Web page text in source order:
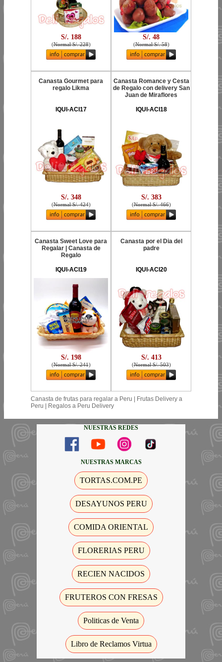
S/. 188
(Normal S/. 228)
S/. 48
(Normal S/. 58)
Canasta Gourmet para
regalo Likma
IQUI-ACI17
S/. 348
(Normal S/. 424)
Canasta Romance y Cesta
de Regalo con delivery San
Juan de Miraflores
IQUI-ACI18
S/. 383
(Normal S/. 466)
Canasta Sweet Love para
Regalar | Canasta de
Regalo
IQUI-ACI19
S/. 198
(Normal S/. 241)
Canasta por el Dia del
padre
IQUI-ACI20
S/. 413
(Normal S/. 503)
Canasta de frutas para regalar a Peru | Frutas Delivery a
Peru | Regalos a Peru Delivery
NUESTRAS REDES
NUESTRAS MARCAS
TORTAS.COM.PE
DESAYUNOS PERU
COMIDA ORIENTAL
FLORERIAS PERU
RECIEN NACIDOS
FRUTEROS CON FRESAS
Politicas de Venta
Libro de Reclamos Virtua